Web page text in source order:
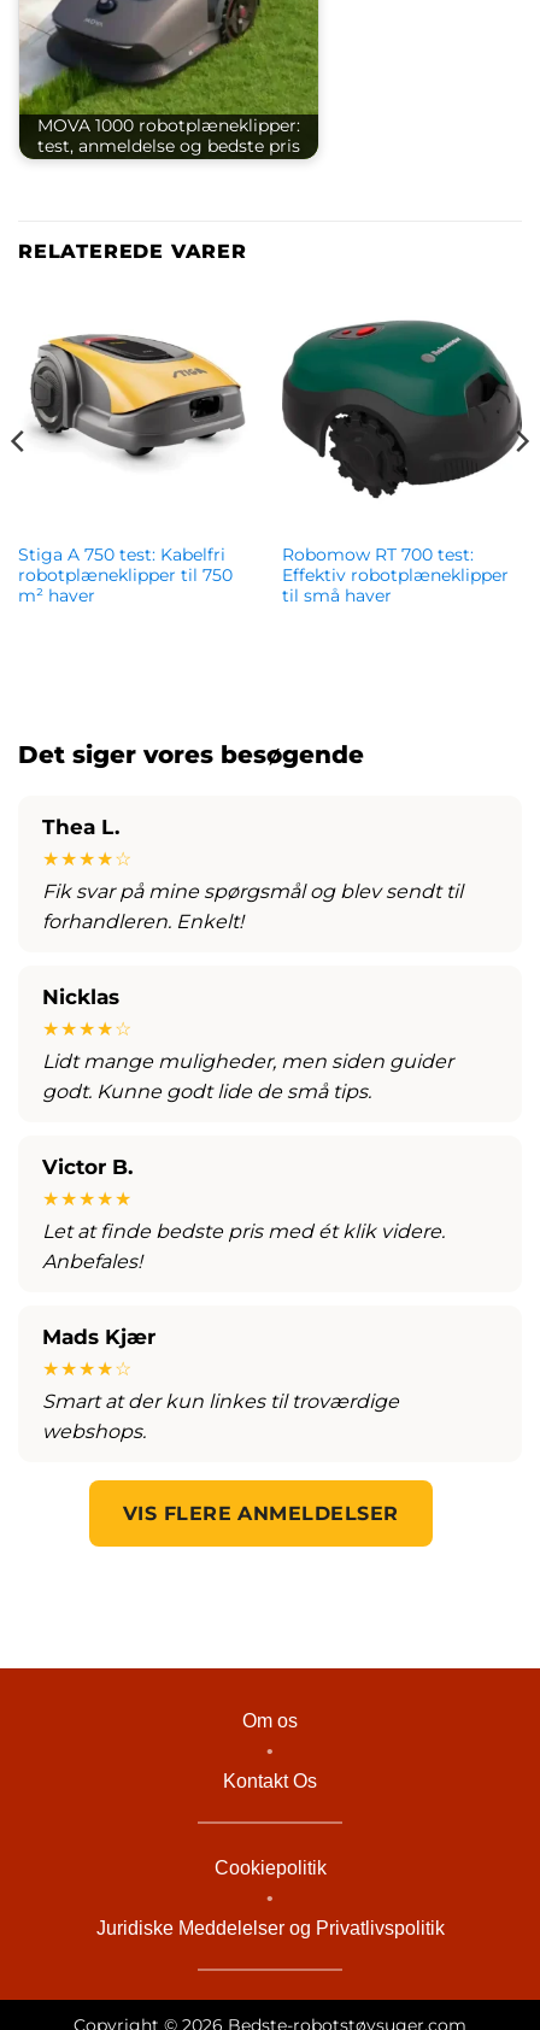
MOVA 1000 robotplæneklipper:
test, anmeldelse og bedste pris
RELATEREDE VARER
Stiga A 750 test: Kabelfri
robotplæneklipper til 750
m² haver
Robomow RT 700 test:
Effektiv robotplæneklipper
til små haver
Det siger vores besøgende
Thea L.
★★★★☆
Fik svar på mine spørgsmål og blev sendt til
forhandleren. Enkelt!
Nicklas
★★★★☆
Lidt mange muligheder, men siden guider
godt. Kunne godt lide de små tips.
Victor B.
★★★★★
Let at finde bedste pris med ét klik videre.
Anbefales!
Mads Kjær
★★★★☆
Smart at der kun linkes til troværdige
webshops.
VIS FLERE ANMELDELSER
Om os
•
Kontakt Os
Cookiepolitik
•
Juridiske Meddelelser og Privatlivspolitik
Copyright © 2026 Bedste-robotstøvsuger.com